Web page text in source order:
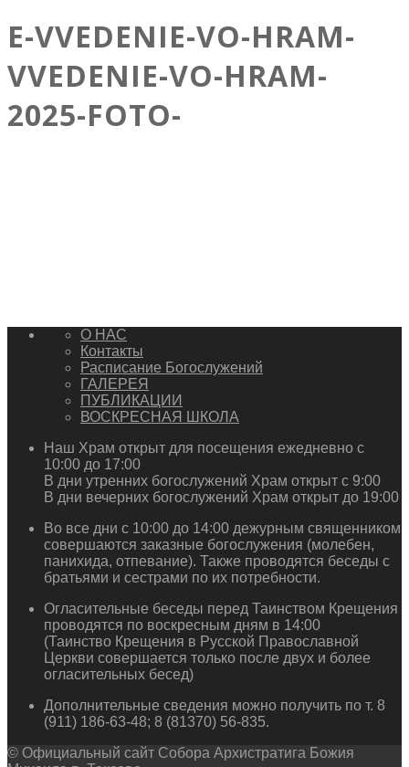
E-VVEDENIE-VO-HRAM-
VVEDENIE-VO-HRAM-
2025-FOTO-
О НАС
Контакты
Расписание Богослужений
ГАЛЕРЕЯ
ПУБЛИКАЦИИ
ВОСКРЕСНАЯ ШКОЛА
Наш Храм открыт для посещения ежедневно с
10:00 до 17:00
В дни утренних богослужений Храм открыт с 9:00
В дни вечерних богослужений Храм открыт до 19:00
Во все дни с 10:00 до 14:00 дежурным священником
совершаются заказные богослужения (молебен,
панихида, отпевание). Также проводятся беседы с
братьями и сестрами по их потребности.
Огласительные беседы перед Таинством Крещения
проводятся по воскресным дням в 14:00
(Таинство Крещения в Русской Православной
Церкви совершается только после двух и более
огласительных бесед)
Дополнительные сведения можно получить по т. 8
(911) 186-63-48; 8 (81370) 56-835.
© Официальный сайт Собора Архистратига Божия